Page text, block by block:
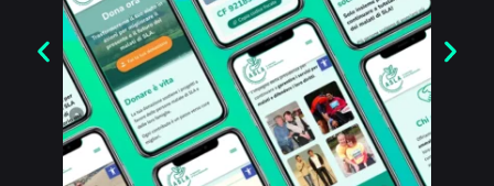
Creazione sito per
Associazione ASLA